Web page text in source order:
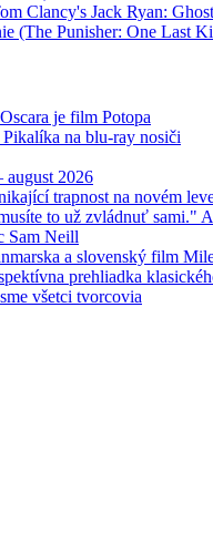
Clancy's Jack Ryan:
(The Punisher: One Last
je film Potopa
na blu-ray nosiči
2026
trapnost na novém
to už zvládnuť sami."
Sam Neill
a slovenský film
prehliadka
všetci tvorcovia